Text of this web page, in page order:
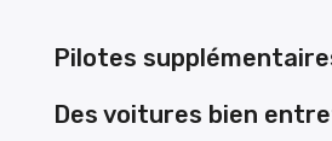
Pilotes
Des voitures bien